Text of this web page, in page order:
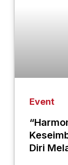
Event
Diri